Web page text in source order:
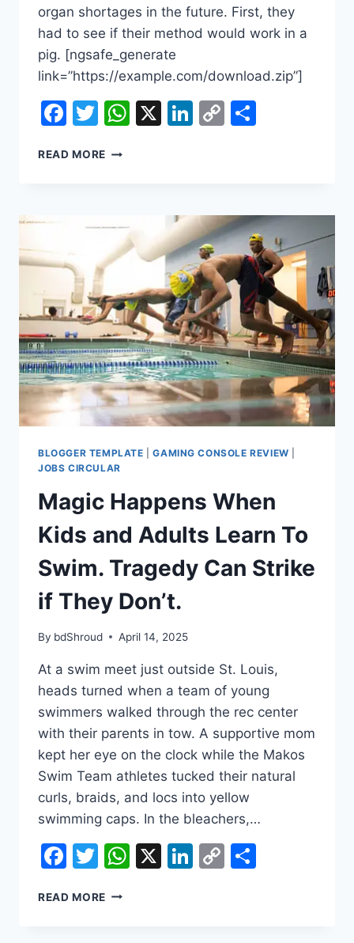
organ shortages in the future. First, they
had to see if their method would work in a
pig. [ngsafe_generate
link=”https://example.com/download.zip”]
Facebook
Twitter
WhatsApp
X LinkedIn
Copy
READ MORE THIS
DAYS.
COULD
SURGEONS
TRANSPLANT
IT?
BLOGGER TEMPLATE |GAMING CONSOLE REVIEW
JOBS CIRCULAR
Magic Happens When
Kids and Adults Learn To
Swim. Tragedy Can Strike
if They Don’t.
By bdShroud April 14, 2025
At a swim meet just outside St. Louis,
heads turned when a team of young
swimmers walked through the rec center
with their parents in tow. A supportive mom
kept her eye on the clock while the Makos
Swim Team athletes tucked their natural
curls, braids, and locs into yellow
swimming caps. In the bleachers,…
Facebook
Twitter
WhatsApp
X LinkedIn
Copy
READ MORE MAGIC